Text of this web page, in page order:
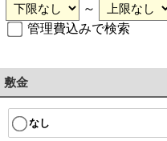
～
管理費込みで検索
敷金
なし